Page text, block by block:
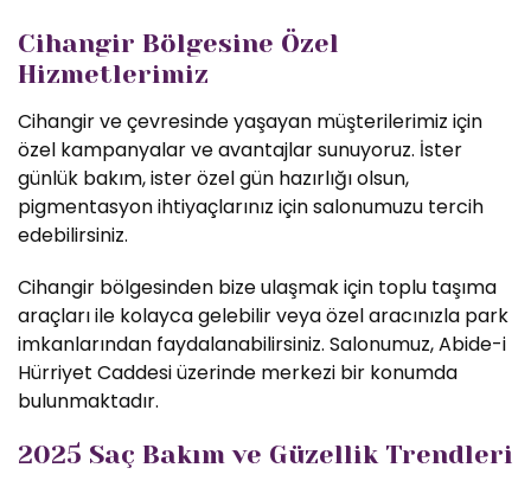
Cihangir Bölgesine Özel
Hizmetlerimiz
Cihangir ve çevresinde yaşayan müşterilerimiz için
özel kampanyalar ve avantajlar sunuyoruz. İster
günlük bakım, ister özel gün hazırlığı olsun,
pigmentasyon ihtiyaçlarınız için salonumuzu tercih
edebilirsiniz.
Cihangir bölgesinden bize ulaşmak için toplu taşıma
araçları ile kolayca gelebilir veya özel aracınızla park
imkanlarından faydalanabilirsiniz. Salonumuz, Abide-i
Hürriyet Caddesi üzerinde merkezi bir konumda
bulunmaktadır.
2025 Saç Bakım ve Güzellik Trendleri